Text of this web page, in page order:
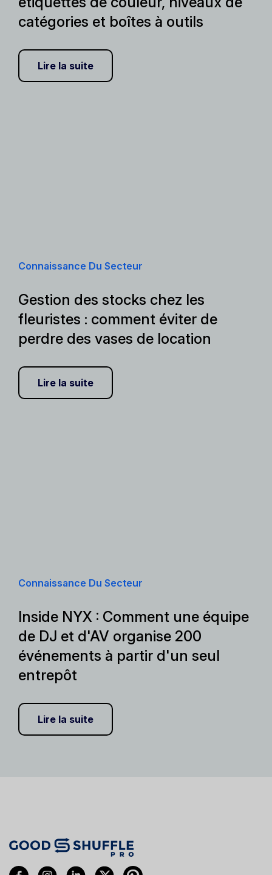
catégories et boîtes à outils
Lire la suite
Connaissance Du Secteur
Gestion des stocks chez les
fleuristes : comment éviter de
perdre des vases de location
Lire la suite
Connaissance Du Secteur
Inside NYX : Comment une équipe
de DJ et d'AV organise 200
événements à partir d'un seul
entrepôt
Lire la suite